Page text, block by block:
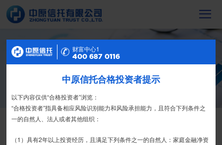
信托产品
截至2023年末，中原信托累计管理信托财
产16088亿元，按时足额交付到期信托财
信托产品
热销产品
栏目首页 热销产品 运营产品 净值产品
信息披露
财富中心2
400 687 0116
特别提示
尊敬的投资者：
合格投资者认证、风险测评、录音录像及电子合同签署应由投资者本人
亲自操作完成，不得由他人代办。
我司信托产品账户均以我司名义开立，所有认购信托产品的资金应根据
财富中心1
400 687 0116
中原信托合格投资者提示
以下内容仅供“合格投资者”浏览：
“合格投资者”指具备相应风险识别能力和风险承担能力，且符合下列条件之
一的自然人、法人或者其他组织：
（1）具有2年以上投资经历，且满足下列条件之一的自然人：家庭金融净资